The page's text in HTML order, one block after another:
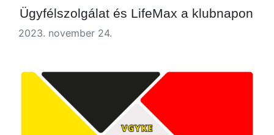
Ügyfélszolgálat és LifeMax a klubnapon
2023. november 24.